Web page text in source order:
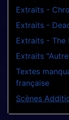
Extraits -
Extraits -
Extraits - The
Extraits
Textes
française
Scènes